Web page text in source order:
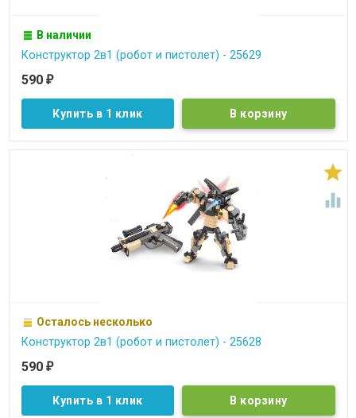
В наличии
Конструктор 2в1 (робот и пистолет) - 25629
590 ₽
Купить в 1 клик


Осталось несколько
Конструктор 2в1 (робот и пистолет) - 25628
590 ₽
Купить в 1 клик